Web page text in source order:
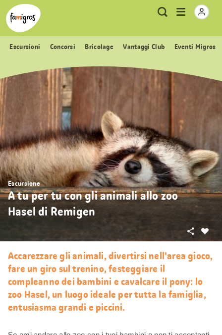
Navigazione
segnalibri
Header
Logo Metanavigazione
Ricerca
Apri
menu
Escursioni Concorsi Bricolage Vantaggi Club Eventi Migros
Escursione
A tu per tu con gli animali allo zoo
Hasel di Remigen
Condividi
Accarezzare gli animali, divertirsi nell'area gioco,
fare un giro sul trenino, festeggiare il
compleanno dei bambini e cavalcare il pony: lo
zoo Hasel, un luogo ideale per tutta la famiglia,
entusiasma grandi e piccini.